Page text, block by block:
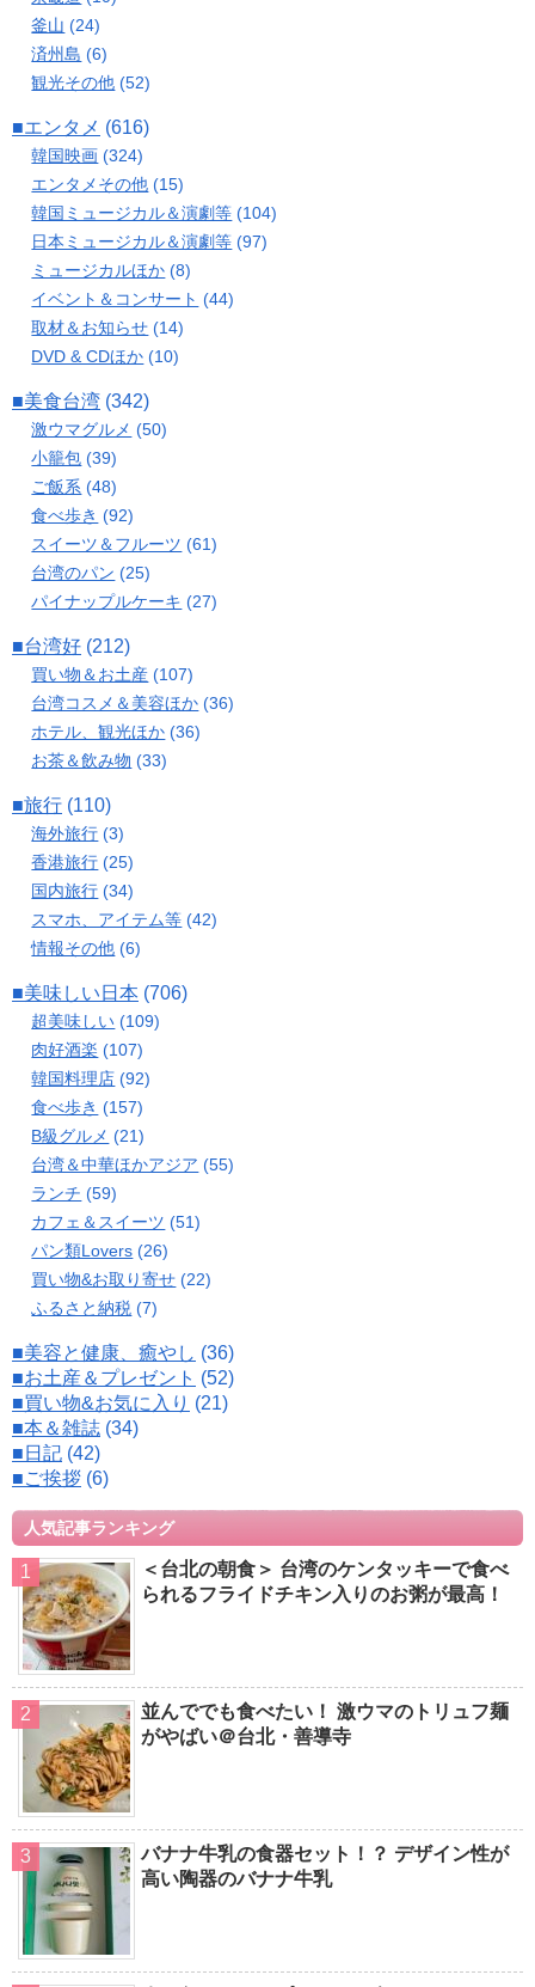
釜山 (24)
済州島 (6)
観光その他 (52)
■エンタメ (616)
韓国映画 (324)
エンタメその他 (15)
韓国ミュージカル＆演劇等 (104)
日本ミュージカル＆演劇等 (97)
ミュージカルほか (8)
イベント＆コンサート (44)
取材＆お知らせ (14)
DVD & CDほか (10)
■美食台湾 (342)
激ウマグルメ (50)
小籠包 (39)
ご飯系 (48)
食べ歩き (92)
スイーツ＆フルーツ (61)
台湾のパン (25)
パイナップルケーキ (27)
■台湾好 (212)
買い物＆お土産 (107)
台湾コスメ＆美容ほか (36)
ホテル、観光ほか (36)
お茶＆飲み物 (33)
■旅行 (110)
海外旅行 (3)
香港旅行 (25)
国内旅行 (34)
スマホ、アイテム等 (42)
情報その他 (6)
■美味しい日本 (706)
超美味しい (109)
肉好酒楽 (107)
韓国料理店 (92)
食べ歩き (157)
B級グルメ (21)
台湾＆中華ほかアジア (55)
ランチ (59)
カフェ＆スイーツ (51)
パン類Lovers (26)
買い物&お取り寄せ (22)
ふるさと納税 (7)
■美容と健康、癒やし (36)
■お土産＆プレゼント (52)
■買い物&お気に入り (21)
■本＆雑誌 (34)
■日記 (42)
■ご挨拶 (6)
人気記事ランキング
＜台北の朝食＞ 台湾のケンタッキーで食べ
られるフライドチキン入りのお粥が最高！
並んででも食べたい！ 激ウマのトリュフ麺
がやばい＠台北・善導寺
バナナ牛乳の食器セット！？ デザイン性が
高い陶器のバナナ牛乳